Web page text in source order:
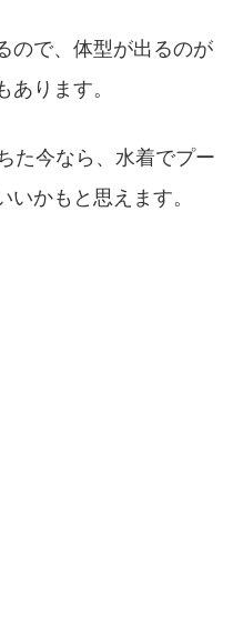
ので、体型が出るのが
あります。
た今なら、水着でプー
かもと思えます。